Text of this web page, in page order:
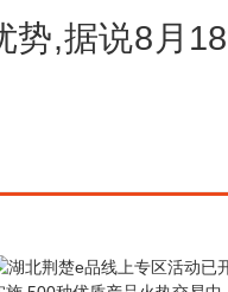
势,据说8月